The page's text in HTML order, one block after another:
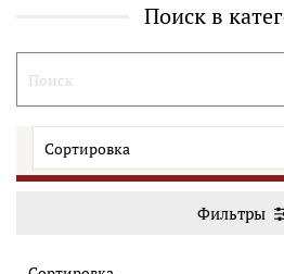
Поиск в
Фильтры